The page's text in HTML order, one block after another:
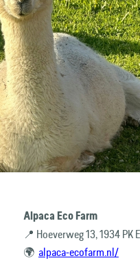
Alpaca Eco Farm
📍 Hoeverweg 13, 1934 PK
🌍 alpaca-ecofarm.nl/